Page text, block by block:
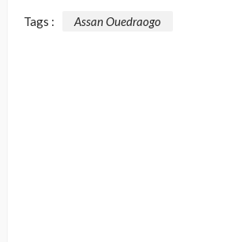
Tags : Assan Ouedraogo